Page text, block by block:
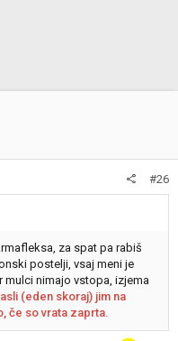
#26
za spat pa rabiš
postelji, vsaj meni je
nimajo vstopa, izjema
(eden skoraj) jim na
če so vrata zaprta.